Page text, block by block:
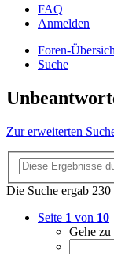
FAQ
Anmelden
Foren-
Suche
Zur erweiterten
Die Suche ergab
Seite 1 von 10
Gehe zu